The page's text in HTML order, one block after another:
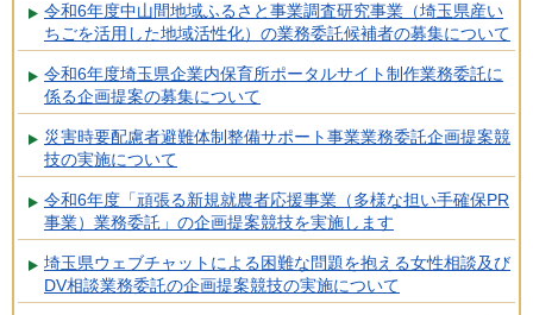
令和6年度中山間地域ふるさと事業調査研究事業（埼玉県産い
ちごを活用した地域活性化）の業務委託候補者の募集について
令和6年度埼玉県企業内保育所ポータルサイト制作業務委託に
係る企画提案の募集について
災害時要配慮者避難体制整備サポート事業業務委託企画提案競
技の実施について
令和6年度「頑張る新規就農者応援事業（多様な担い手確保PR
事業）業務委託」の企画提案競技を実施します
埼玉県ウェブチャットによる困難な問題を抱える女性相談及び
DV相談業務委託の企画提案競技の実施について